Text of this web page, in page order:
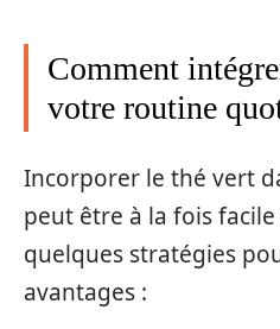
Comment
votre routine
Incorporer le thé vert
peut être à la fois
quelques stratégies
avantages :